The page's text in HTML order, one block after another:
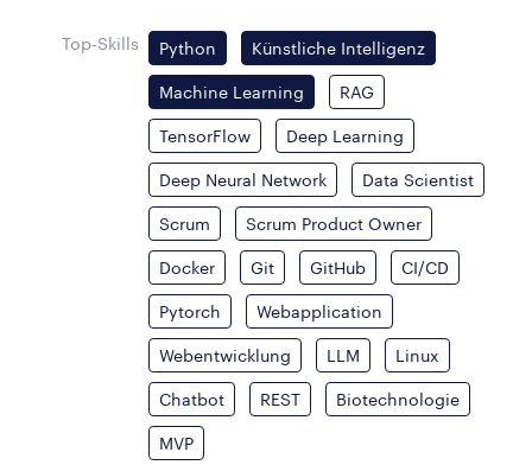
Top-Skills Python Künstliche Intelligenz
Machine Learning RAG
TensorFlow Deep Learning
Deep Neural Network Data Scientist
Scrum Scrum Product Owner
Docker Git GitHub CI/CD
Pytorch Webapplication
Webentwicklung LLM Linux
Chatbot REST Biotechnologie
MVP